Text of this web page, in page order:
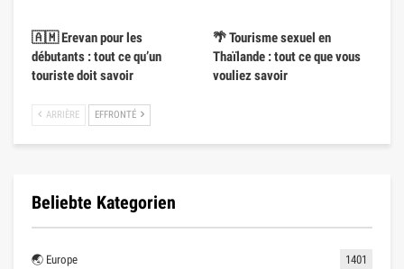
🇦🇲 Erevan pour les
débutants : tout ce qu’un
touriste doit savoir
🌴 Tourisme sexuel en
Thaïlande : tout ce que vous
vouliez savoir
ARRIÈRE EFFRONTÉ
Beliebte Kategorien
🌏 Europe 1401